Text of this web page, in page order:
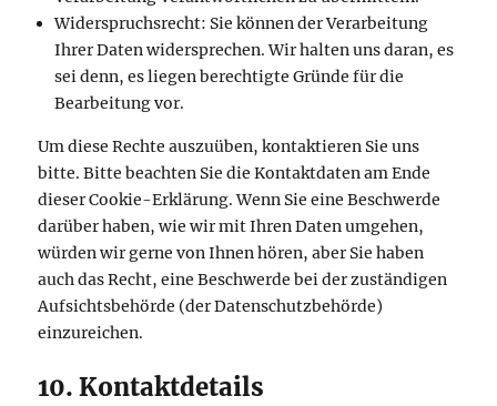
Widerspruchsrecht: Sie können der Verarbeitung
Ihrer Daten widersprechen. Wir halten uns daran, es
sei denn, es liegen berechtigte Gründe für die
Bearbeitung vor.
Um diese Rechte auszuüben, kontaktieren Sie uns
bitte. Bitte beachten Sie die Kontaktdaten am Ende
dieser Cookie-Erklärung. Wenn Sie eine Beschwerde
darüber haben, wie wir mit Ihren Daten umgehen,
würden wir gerne von Ihnen hören, aber Sie haben
auch das Recht, eine Beschwerde bei der zuständigen
Aufsichtsbehörde (der Datenschutzbehörde)
einzureichen.
10. Kontaktdetails